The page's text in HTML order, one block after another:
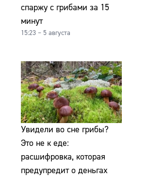
спаржу с грибами за 15
минут
15:23 – 5 августа
Увидели во сне грибы?
Это не к еде:
расшифровка, которая
предупредит о деньгах